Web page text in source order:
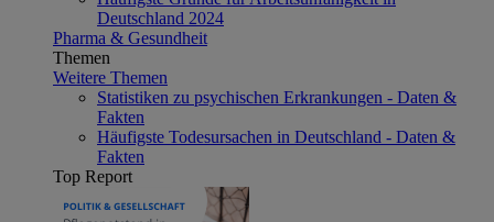
Deutschland 2024
Pharma & Gesundheit
Themen
Weitere Themen
Statistiken zu psychischen Erkrankungen - Daten &
Fakten
Häufigste Todesursachen in Deutschland - Daten &
Fakten
Top Report